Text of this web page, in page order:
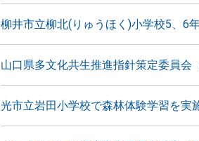
柳井市立柳北(りゅうほく)小学校5、6
山口県多文化共生推進指針策定委員会
光市立岩田小学校で森林体験学習を実